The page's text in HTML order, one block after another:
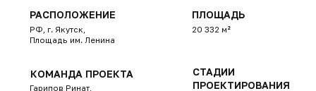
ДРУГИЕ ПРОЕКТЫ